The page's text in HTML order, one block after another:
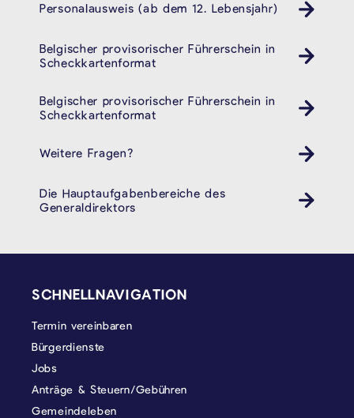
Personalausweis (ab dem 12. Lebensjahr)
Pass ID Ausweis
Belgischer provisorischer Führerschein in
Scheckkartenformat
Auto
Belgischer provisorischer Führerschein in
Scheckkartenformat
Auto
Weitere Fragen?
Die Hauptaufgabenbereiche des
Generaldirektors
SCHNELLNAVIGATION
Termin vereinbaren
Bürgerdienste
Jobs
Anträge & Steuern/Gebühren
Gemeindeleben